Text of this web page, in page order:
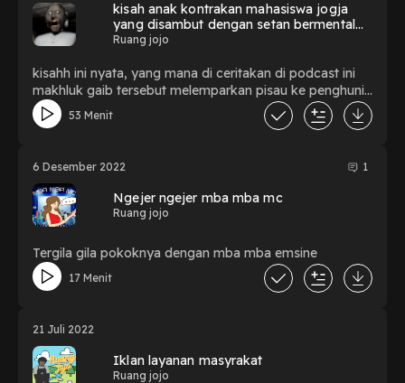
kisah anak kontrakan mahasiswa jogja
yang disambut dengan setan bermental
pembunuh
Ruang jojo
kisahh ini nyata, yang mana di ceritakan di podcast ini
makhluk gaib tersebut melemparkan pisau ke penghuni
kotrakan. pisau itu kena penghuni kotrakan gak ya?.
kalo kena, penghuni itu mati atau hidup ya?
53 Menit
6 Desember 2022 1
Ngejer ngejer mba mba mc
Ruang jojo
Tergila gila pokoknya dengan mba mba emsine
17 Menit
21 Juli 2022
Iklan layanan masyrakat
Ruang jojo